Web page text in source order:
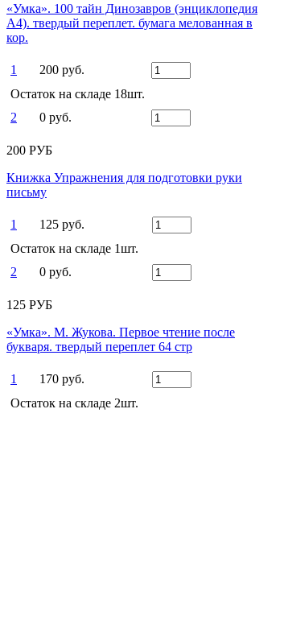
«Умка». 100 тайн Динозавров (энциклопедия
А4). твердый переплет. бумага мелованная в
кор.
1
200 руб.
Остаток на складе 18шт.
2
0 руб.
200 РУБ
Книжка Упражнения для подготовки руки
письму
1
125 руб.
Остаток на складе 1шт.
2
0 руб.
125 РУБ
«Умка». М. Жукова. Первое чтение после
букваря. твердый переплет 64 стр
1
170 руб.
Остаток на складе 2шт.